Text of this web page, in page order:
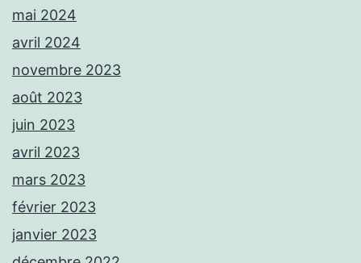
mai 2024
avril 2024
novembre 2023
août 2023
juin 2023
avril 2023
mars 2023
février 2023
janvier 2023